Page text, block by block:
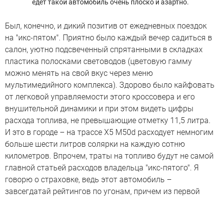
едет такой автомобиль очень плоско и азартно.
Был, конечно, и дикий позитив от ежедневных поездок
на "икс-пятом". Приятно было каждый вечер садиться в
салон, уютно подсвеченный спрятанными в складках
пластика полосками световодов (цветовую гамму
можно менять на свой вкус через меню
мультимедийного комплекса). Здорово было кайфовать
от легковой управляемости этого кроссовера и его
внушительной динамики и при этом видеть цифры
расхода топлива, не превышающие отметку 11,5 литра.
И это в городе – на трассе X5 M50d расходует немногим
больше шести литров солярки на каждую сотню
километров. Впрочем, траты на топливо будут не самой
главной статьей расходов владельца "икс-пятого". Я
говорю о страховке, ведь этот автомобиль –
завсегдатай рейтингов по угонам, причем из первой